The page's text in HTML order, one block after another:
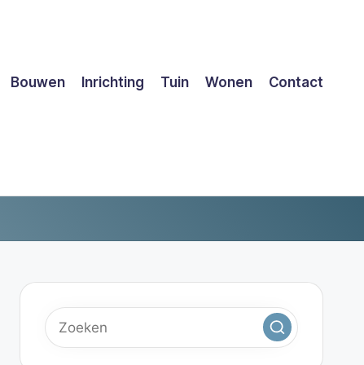
Bouwen Inrichting Tuin Wonen Contact